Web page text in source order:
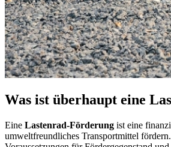
Was ist überhaupt eine
Eine Lastenrad-Förderung ist eine
umweltfreundliches Transportmittel